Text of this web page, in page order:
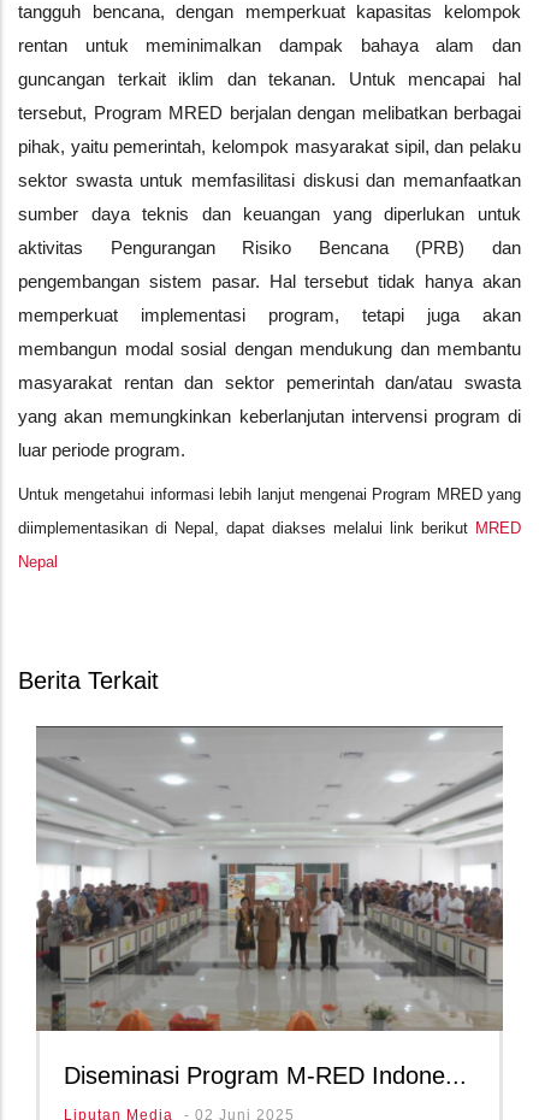
tangguh bencana, dengan memperkuat kapasitas kelompok
rentan untuk meminimalkan dampak bahaya alam dan
guncangan terkait iklim dan tekanan. Untuk mencapai hal
tersebut, Program MRED berjalan dengan melibatkan berbagai
pihak, yaitu pemerintah, kelompok masyarakat sipil, dan pelaku
sektor swasta untuk memfasilitasi diskusi dan memanfaatkan
sumber daya teknis dan keuangan yang diperlukan untuk
aktivitas Pengurangan Risiko Bencana (PRB) dan
pengembangan sistem pasar. Hal tersebut tidak hanya akan
memperkuat implementasi program, tetapi juga akan
membangun modal sosial dengan mendukung dan membantu
masyarakat rentan dan sektor pemerintah dan/atau swasta
yang akan memungkinkan keberlanjutan intervensi program di
luar periode program.
Untuk mengetahui informasi lebih lanjut mengenai Program MRED yang
diimplementasikan di Nepal, dapat diakses melalui link berikut MRED
Nepal
Berita Terkait
Diseminasi Program M-RED Indone...
Liputan Media - 02 Juni 2025